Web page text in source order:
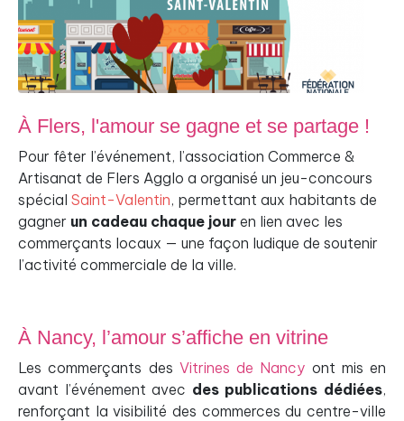
À Flers, l'amour se gagne et se partage !
Pour fêter l’événement, l’association Commerce &
Artisanat de Flers Agglo a organisé un jeu-concours
spécial Saint-Valentin, permettant aux habitants de
gagner un cadeau chaque jour en lien avec les
commerçants locaux — une façon ludique de soutenir
l’activité commerciale de la ville.
À Nancy, l’amour s’affiche en vitrine
Les commerçants des Vitrines de Nancy ont mis en
avant l’événement avec des publications dédiées,
renforçant la visibilité des commerces du centre-ville